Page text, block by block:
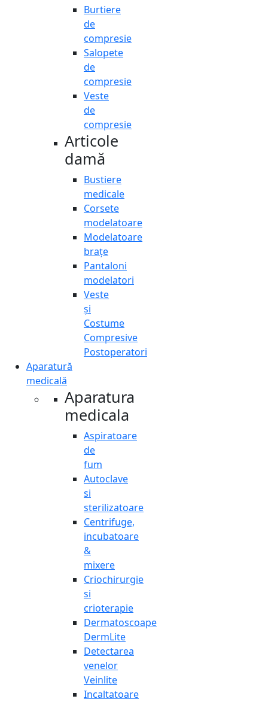
Burtiere
de
compresie
Salopete
de
compresie
Veste
de
compresie
Articole
damă
Bustiere
medicale
Corsete
modelatoare
Modelatoare
brațe
Pantaloni
modelatori
Veste
și
Costume
Compresive
Postoperatori
Aparatură
medicală
Aparatura
medicala
Aspiratoare
de
fum
Autoclave
si
sterilizatoare
Centrifuge,
incubatoare
&
mixere
Criochirurgie
si
crioterapie
Dermatoscoape
DermLite
Detectarea
venelor
Veinlite
Incaltatoare